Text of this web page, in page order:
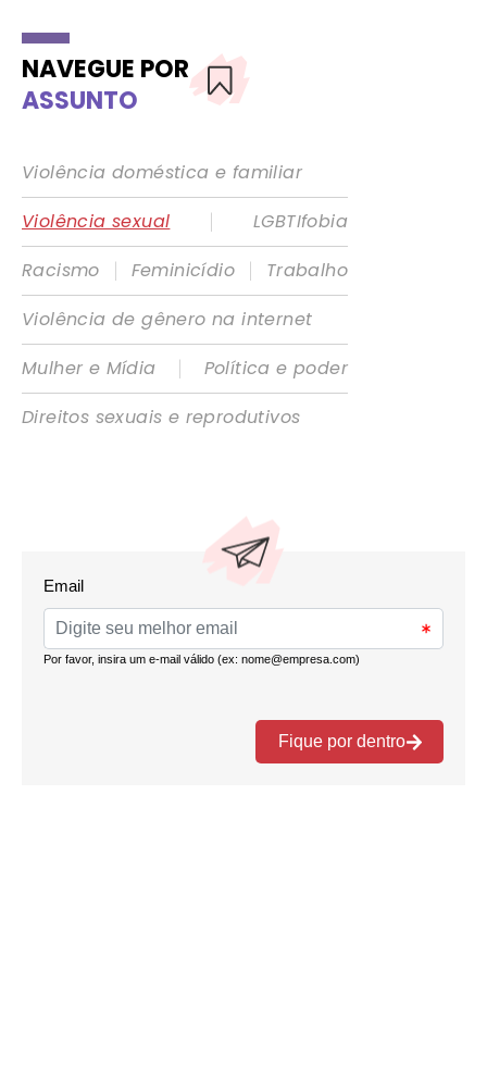
NAVEGUE POR
ASSUNTO
Violência doméstica e familiar
Violência sexual
|
LGBTIfobia
Racismo
| Feminicídio |
Trabalho
Violência de gênero na internet
Mulher e Mídia
|
Política e poder
Direitos sexuais e reprodutivos